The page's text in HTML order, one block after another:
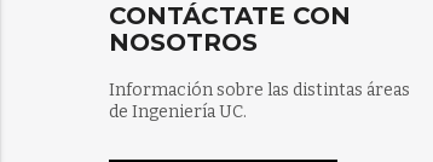
CONTÁCTATE CON
NOSOTROS
Información sobre las distintas áreas
de Ingeniería UC.